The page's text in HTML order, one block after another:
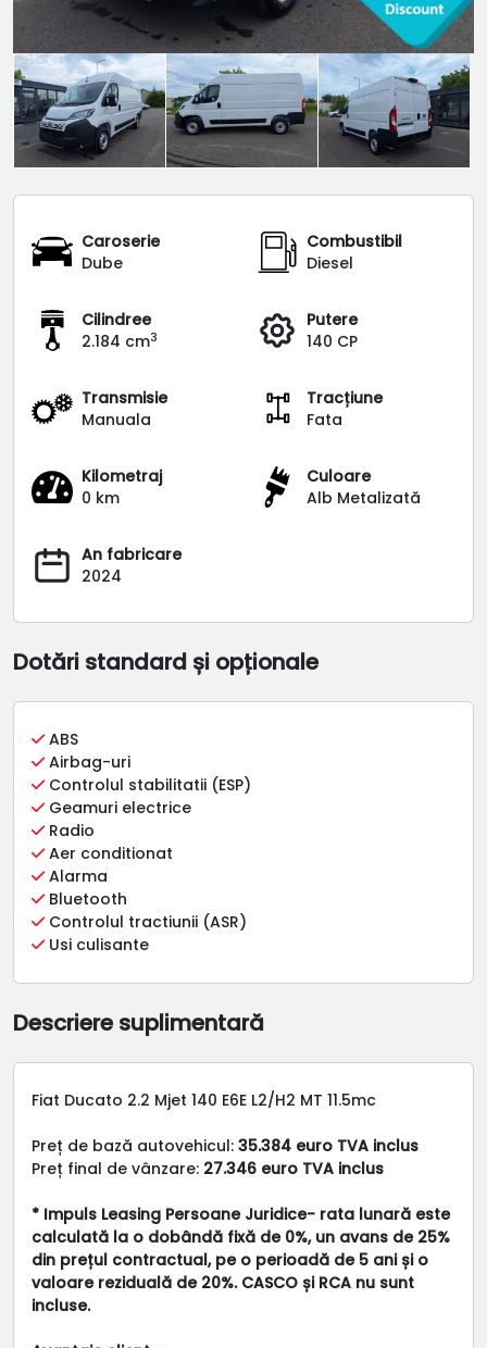
Caroserie
Dube
Combustibil
Diesel
Cilindree
2.184 cm3
Putere
140 CP
Transmisie
Manuala
Tracțiune
Fata
Kilometraj
0 km
Culoare
Alb Metalizată
An fabricare
2024
Dotări standard și opționale
ABS
Airbag-uri
Controlul stabilitatii (ESP)
Geamuri electrice
Radio
Aer conditionat
Alarma
Bluetooth
Controlul tractiunii (ASR)
Usi culisante
Descriere suplimentară
Fiat Ducato 2.2 Mjet 140 E6E L2/H2 MT 11.5mc
Preț de bază autovehicul: 35.384 euro TVA inclus
Preț final de vânzare: 27.346 euro TVA inclus
* Impuls Leasing Persoane Juridice- rata lunară este
calculată la o dobândă fixă de 0%, un avans de 25%
din prețul contractual, pe o perioadă de 5 ani și o
valoare reziduală de 20%. CASCO și RCA nu sunt
incluse.